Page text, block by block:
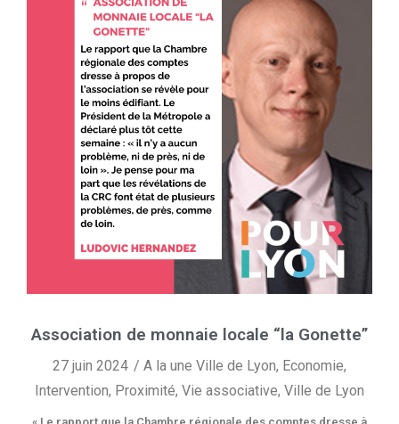
Association de monnaie locale “la Gonette”
27 juin 2024 A la une Ville de Lyon, Economie,
Intervention, Proximité, Vie associative, Ville de Lyon